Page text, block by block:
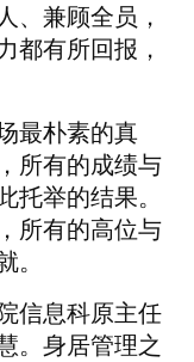
、兼顾全员，
都有所回报，
最朴素的真
所有的成绩与
托举的结果。
所有的高位与
。
信息科原主任
。身居管理之